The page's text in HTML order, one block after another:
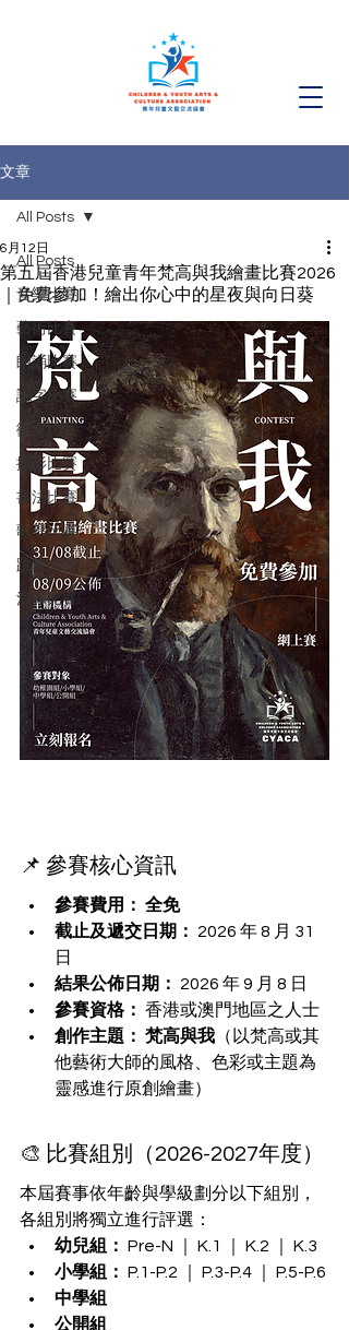
文章
All Posts
音樂比賽
藝術比賽
朗誦比賽
認字比賽
徵文比賽
攝影比賽
書法比賽
歌唱比賽
跳舞比賽
溜冰比賽
All Posts
第五屆香港兒童青年梵高與我繪畫比賽2026
｜免費參加！繪出你心中的星夜與向日葵
6月12日
📌 參賽核心資訊
參賽費用： 全免
截止及遞交日期：
2026 年 8 月 31
日
結果公佈日期：
2026 年 9 月 8 日
參賽資格： 香港或澳門地區之人士
創作主題： 梵高與我 （以梵高或其
他藝術大師的風格、色彩或主題為
靈感進行原創繪畫）
🎨 比賽組別（2026-2027年度）
本屆賽事依年齡與學級劃分以下組別，
各組別將獨立進行評選：
幼兒組： Pre-N ｜ K.1 ｜ K.2 ｜ K.3
小學組： P.1-P.2 ｜ P.3-P.4 ｜ P.5-P.6
中學組
公開組